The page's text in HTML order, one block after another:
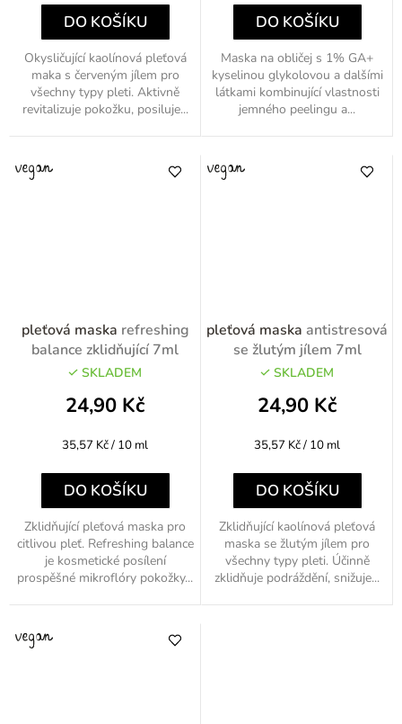
DO KOŠÍKU
Okysličující kaolínová pleťová
maka s červeným jílem pro
všechny typy pleti. Aktivně
revitalizuje pokožku, posiluje...
DO KOŠÍKU
Maska na obličej s 1% GA+
kyselinou glykolovou a dalšími
látkami kombinující vlastnosti
jemného peelingu a...
pleťová maska refreshing
balance zklidňující 7ml
SKLADEM
24,90 Kč
Měrná
35,57 Kč / 10 ml
DO KOŠÍKU
Zklidňující pleťová maska pro
citlivou pleť. Refreshing balance
je kosmetické posílení
prospěšné mikroflóry pokožky...
pleťová maska antistresová
se žlutým jílem 7ml
SKLADEM
24,90 Kč
Měrná
35,57 Kč / 10 ml
DO KOŠÍKU
Zklidňující kaolínová pleťová
maska se žlutým jílem pro
všechny typy pleti. Účinně
zklidňuje podráždění, snižuje...